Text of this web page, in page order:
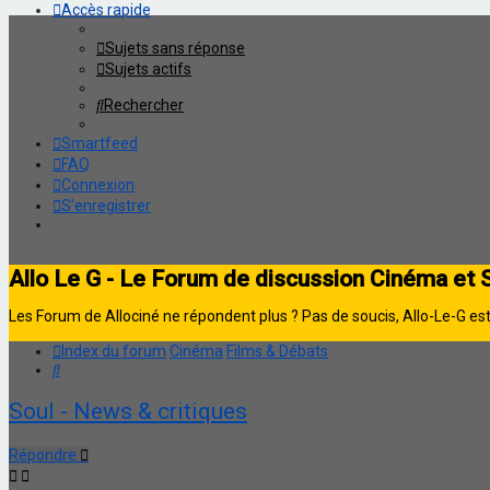
Accès rapide
Sujets sans réponse
Sujets actifs
Rechercher
Smartfeed
FAQ
Connexion
S’enregistrer
Allo Le G - Le Forum de discussion Cinéma et
Les Forum de Allociné ne répondent plus ? Pas de soucis, Allo-Le-G
Index du forum Cinéma Films & Débats
Rechercher
Soul - News & critiques
Répondre